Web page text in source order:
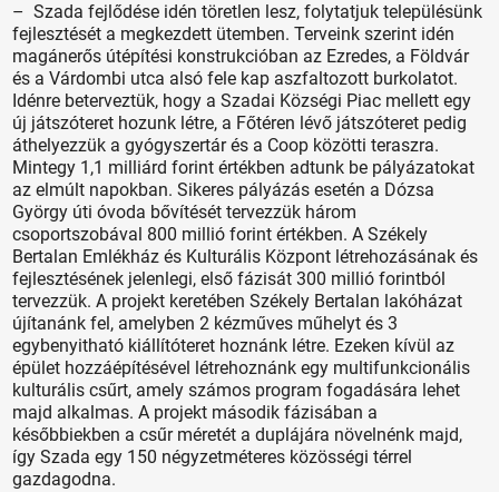
– Szada fejlődése idén töretlen lesz, folytatjuk településünk
fejlesztését a megkezdett ütemben. Terveink szerint idén
magánerős útépítési konstrukcióban az Ezredes, a Földvár
és a Várdombi utca alsó fele kap aszfaltozott burkolatot.
Idénre beterveztük, hogy a Szadai Községi Piac mellett egy
új játszóteret hozunk létre, a Főtéren lévő játszóteret pedig
áthelyezzük a gyógyszertár és a Coop közötti teraszra.
Mintegy 1,1 milliárd forint értékben adtunk be pályázatokat
az elmúlt napokban. Sikeres pályázás esetén a Dózsa
György úti óvoda bővítését tervezzük három
csoportszobával 800 millió forint értékben. A Székely
Bertalan Emlékház és Kulturális Központ létrehozásának és
fejlesztésének jelenlegi, első fázisát 300 millió forintból
tervezzük. A projekt keretében Székely Bertalan lakóházat
újítanánk fel, amelyben 2 kézműves műhelyt és 3
egybenyitható kiállítóteret hoznánk létre. Ezeken kívül az
épület hozzáépítésével létrehoznánk egy multifunkcionális
kulturális csűrt, amely számos program fogadására lehet
majd alkalmas. A projekt második fázisában a
későbbiekben a csűr méretét a duplájára növelnénk majd,
így Szada egy 150 négyzetméteres közösségi térrel
gazdagodna.